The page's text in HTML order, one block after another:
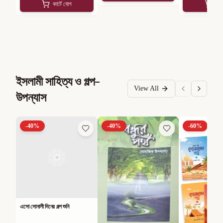
কার্টে যোগ
ইসলামী সাহিত্য ও গল্প-
উপন্যাস
View All
-40%
এসো সোনালী দিনের গল্প শুনি
-40% -60%